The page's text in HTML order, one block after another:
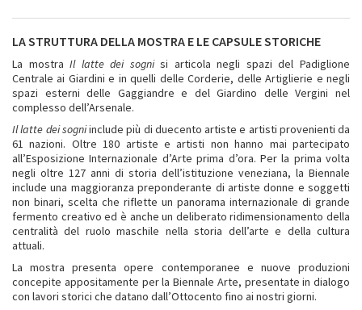
LA STRUTTURA DELLA MOSTRA E LE CAPSULE STORICHE
La mostraIl latte dei sognisi articola negli spazi del Padiglione
Centrale ai Giardini e in quelli delle Corderie, delle Artiglierie e negli
spazi esterni delle Gaggiandre e del Giardino delle Vergini nel
complesso dell’Arsenale.
Il latte dei sogniinclude più di duecento artiste e artisti provenienti da
61 nazioni. Oltre 180 artiste e artisti non hanno mai partecipato
all’Esposizione Internazionale d’Arte prima d’ora. Per la prima volta
negli oltre 127 anni di storia dell’istituzione veneziana, la Biennale
include una maggioranza preponderante di artiste donne e soggetti
non binari, scelta che riflette un panorama internazionale di grande
fermento creativo ed è anche un deliberato ridimensionamento della
centralità del ruolo maschile nella storia dell’arte e della cultura
attuali.
La mostra presenta opere contemporanee e nuove produzioni
concepite appositamente per la Biennale Arte, presentate in dialogo
con lavori storici che datano dall’Ottocento fino ai nostri giorni.